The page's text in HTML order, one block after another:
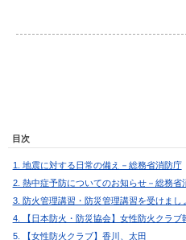
目次
1. 地震に対する日常の備え－総務省消防庁
2. 熱中症予防についてのお知らせ－総務省
3. 防火管理講習・防災管理講習を受けまし
4. 【日本防火・防災協会】女性防火クラブ
5. 【女性防火クラブ】香川、太田